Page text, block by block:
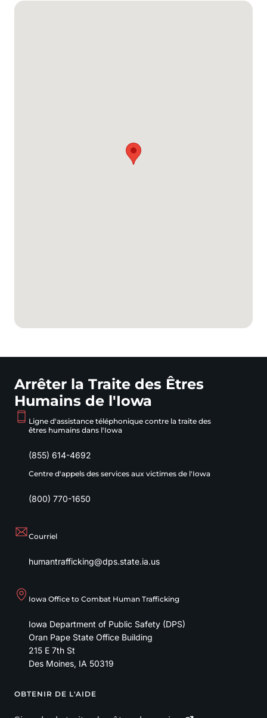
Carte Google
Arrêter la Traite des Êtres
Humains de l'Iowa
Ligne d'assistance téléphonique contre la traite des
êtres humains dans l'Iowa
(855) 614-4692
Centre d'appels des services aux victimes de l'Iowa
(800) 770-1650
Courriel
humantrafficking@dps.state.ia.us
Iowa Office to Combat Human Trafficking
Iowa Department of Public Safety (DPS)
Oran Pape State Office Building
215 E 7th St
Des Moines, IA 50319
Footer
OBTENIR DE L'AIDE